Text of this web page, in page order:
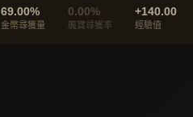
69.00%
金幣尋獲量
0.00%
魔寶尋獲率
+140.00
經驗值